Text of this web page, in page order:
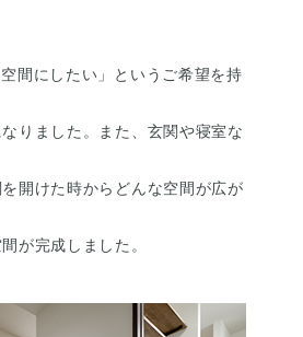
間にしたい」というご希望を持
りました。また、玄関や寝室な
開けた時からどんな空間が広が
が完成しました。